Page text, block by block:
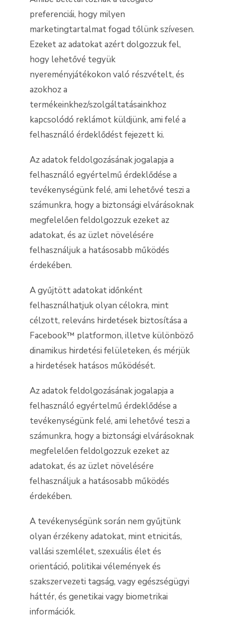
preferenciái, hogy milyen
marketingtartalmat fogad tőlünk szívesen.
Ezeket az adatokat azért dolgozzuk fel,
hogy lehetővé tegyük
nyereményjátékokon való részvételt, és
azokhoz a
termékeinkhez/szolgáltatásainkhoz
kapcsolódó reklámot küldjünk, ami felé a
felhasználó érdeklődést fejezett ki.
Az adatok feldolgozásának jogalapja a
felhasználó egyértelmű érdeklődése a
tevékenységünk felé, ami lehetővé teszi a
számunkra, hogy a biztonsági elvárásoknak
megfelelően feldolgozzuk ezeket az
adatokat, és az üzlet növelésére
felhasználjuk a hatásosabb működés
érdekében.
A gyűjtött adatokat időnként
felhasználhatjuk olyan célokra, mint
célzott, releváns hirdetések biztosítása a
Facebook™ platformon, illetve különböző
dinamikus hirdetési felületeken, és mérjük
a hirdetések hatásos működését.
Az adatok feldolgozásának jogalapja a
felhasználó egyértelmű érdeklődése a
tevékenységünk felé, ami lehetővé teszi a
számunkra, hogy a biztonsági elvárásoknak
megfelelően feldolgozzuk ezeket az
adatokat, és az üzlet növelésére
felhasználjuk a hatásosabb működés
érdekében.
A tevékenységünk során nem gyűjtünk
olyan érzékeny adatokat, mint etnicitás,
vallási szemlélet, szexuális élet és
orientáció, politikai vélemények és
szakszervezeti tagság, vagy egészségügyi
háttér, és genetikai vagy biometrikai
információk.